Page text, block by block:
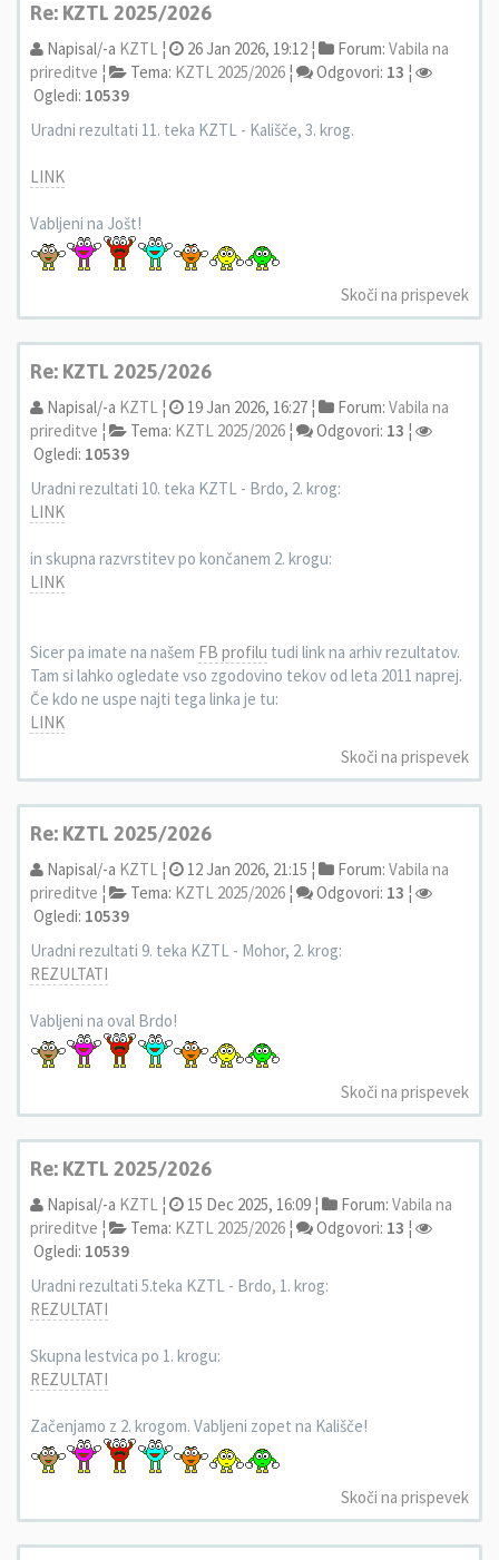
Re: KZTL 2025/2026
Napisal/-a KZTL ¦ 26 Jan 2026, 19:12 ¦ Forum: Vabila na
prireditve ¦ Tema: KZTL 2025/2026 ¦ Odgovori: 13 ¦
Ogledi: 10539
Uradni rezultati 11. teka KZTL - Kališče, 3. krog.
LINK
Vabljeni na Jošt!
Skoči na prispevek
Re: KZTL 2025/2026
Napisal/-a KZTL ¦ 19 Jan 2026, 16:27 ¦ Forum: Vabila na
prireditve ¦ Tema: KZTL 2025/2026 ¦ Odgovori: 13 ¦
Ogledi: 10539
Uradni rezultati 10. teka KZTL - Brdo, 2. krog:
LINK
in skupna razvrstitev po končanem 2. krogu:
LINK
Sicer pa imate na našem FB profilu tudi link na arhiv rezultatov.
Tam si lahko ogledate vso zgodovino tekov od leta 2011 naprej.
Če kdo ne uspe najti tega linka je tu:
LINK
Skoči na prispevek
Re: KZTL 2025/2026
Napisal/-a KZTL ¦ 12 Jan 2026, 21:15 ¦ Forum: Vabila na
prireditve ¦ Tema: KZTL 2025/2026 ¦ Odgovori: 13 ¦
Ogledi: 10539
Uradni rezultati 9. teka KZTL - Mohor, 2. krog:
REZULTATI
Vabljeni na oval Brdo!
Skoči na prispevek
Re: KZTL 2025/2026
Napisal/-a KZTL ¦ 15 Dec 2025, 16:09 ¦ Forum: Vabila na
prireditve ¦ Tema: KZTL 2025/2026 ¦ Odgovori: 13 ¦
Ogledi: 10539
Uradni rezultati 5.teka KZTL - Brdo, 1. krog:
REZULTATI
Skupna lestvica po 1. krogu:
REZULTATI
Začenjamo z 2. krogom. Vabljeni zopet na Kališče!
Skoči na prispevek